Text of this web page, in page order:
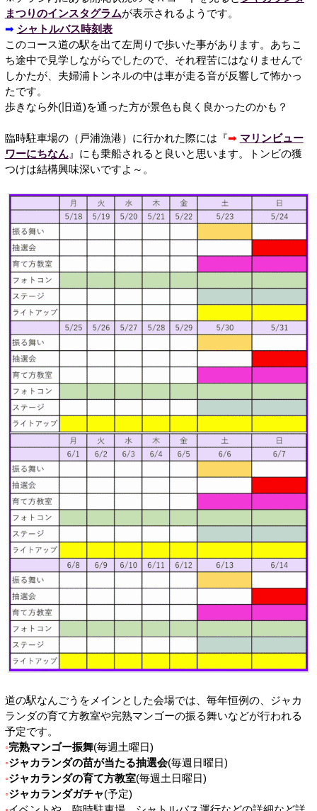
まつりのインスタグラムが表示されるようです。
➡ シャトルバス時刻表
このコース道の駅を出て左周りで歩いた事があります。あちこ
ち途中で見学しながらでしたので、それ程苦にはなりませんで
しかたが、夫婦浦トンネルの中は車が走る音が反響して怖かっ
たです。
歩きなら外(旧道)を通った方が景色も良く良かったのかも？
臨時駐車場の（戸浦漁港）に行かれた際には『➡ マリンビュー
ワーにちなん』にも乗船されると良いと思います。トンビの獲
つけは結構興味深いですよ～。
道の駅なんごうをメインとした会場では、毎年恒例の、ジャカ
ランダの育て方教室や完熟マンゴーの振る舞いなどが行われる
予定です。
完熟マンゴー振舞(毎週土曜日)
ジャカランダの苗が当たる抽選会(毎週日曜日)
ジャカランダの育て方教室(毎週土日曜日)
ジャカランダガチャ(予定)